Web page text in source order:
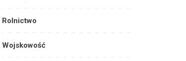
Rolnictwo
Wojskowość